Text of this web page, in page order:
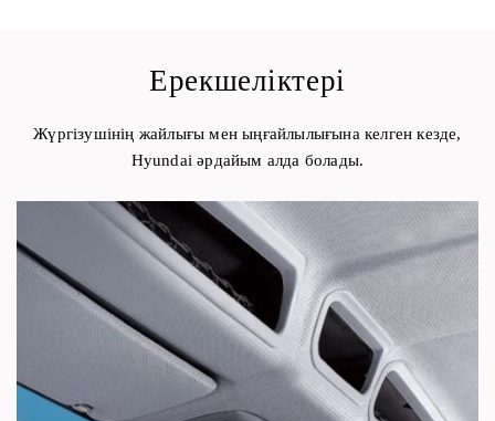
Ерекшеліктері
Жүргізушінің жайлығы мен ыңғайлылығына келген кезде,
Hyundai әрдайым алда болады.